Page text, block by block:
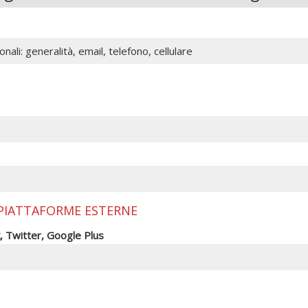
generalità, email, telefono, cellulare
ESTERNE
Twitter, Google Plus